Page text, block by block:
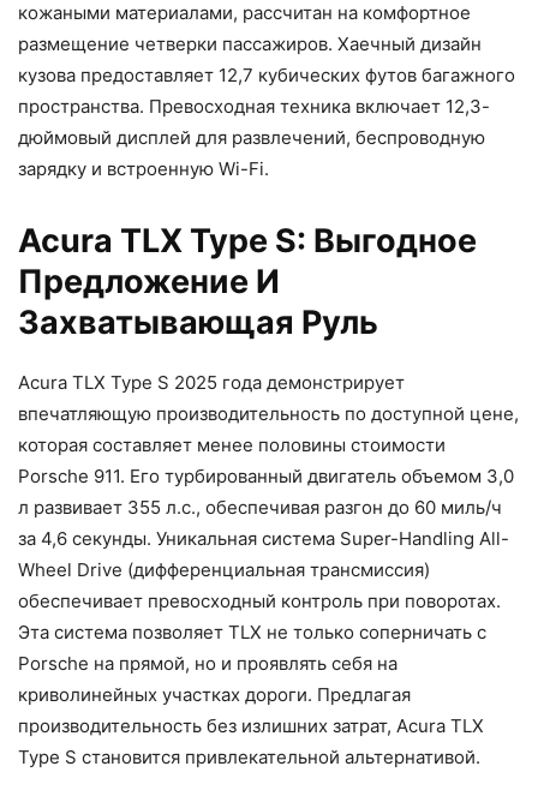
кожаными материалами, рассчитан на комфортное
размещение четверки пассажиров. Хаечный дизайн
кузова предоставляет 12,7 кубических футов багажного
пространства. Превосходная техника включает 12,3-
дюймовый дисплей для развлечений, беспроводную
зарядку и встроенную Wi-Fi.
Acura TLX Type S: Выгодное
Предложение И
Захватывающая Руль
Acura TLX Type S 2025 года демонстрирует
впечатляющую производительность по доступной цене,
которая составляет менее половины стоимости
Porsche 911. Его турбированный двигатель объемом 3,0
л развивает 355 л.с., обеспечивая разгон до 60 миль/ч
за 4,6 секунды. Уникальная система Super-Handling All-
Wheel Drive (дифференциальная трансмиссия)
обеспечивает превосходный контроль при поворотах.
Эта система позволяет TLX не только соперничать с
Porsche на прямой, но и проявлять себя на
криволинейных участках дороги. Предлагая
производительность без излишних затрат, Acura TLX
Type S становится привлекательной альтернативой.